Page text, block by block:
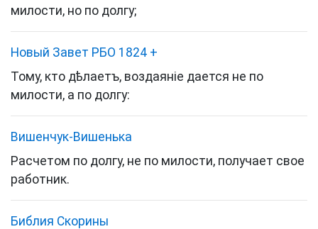
милости, но по долгу;
Новый Завет РБО 1824 +
Тому, кто дѣлаетъ, воздаяніе дается не по
милости, а по долгу:
Вишенчук-Вишенька
Расчетом по долгу, не по милости, получает свое
работник.
Библия Скорины